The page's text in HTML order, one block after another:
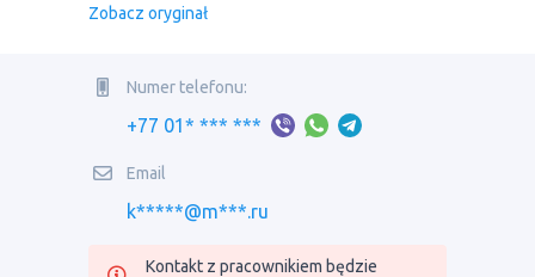
Zobacz oryginał
Numer telefonu:
+77 01* *** ***
Email
k*****@m***.ru
Kontakt z pracownikiem będzie